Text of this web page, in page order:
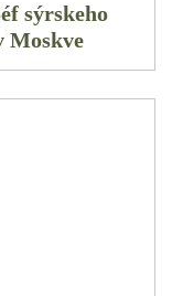
sýrskeho
Moskve